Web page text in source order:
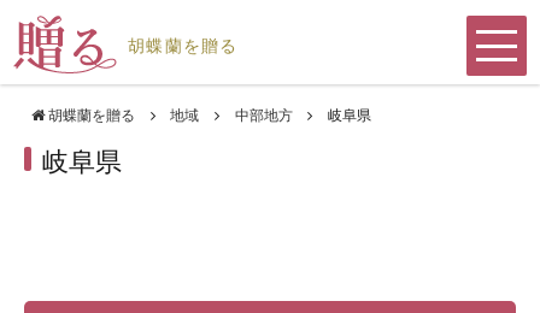
胡蝶蘭を贈る メ
用途
胡蝶蘭を贈る 地域 中部地方 岐阜県
岐阜県